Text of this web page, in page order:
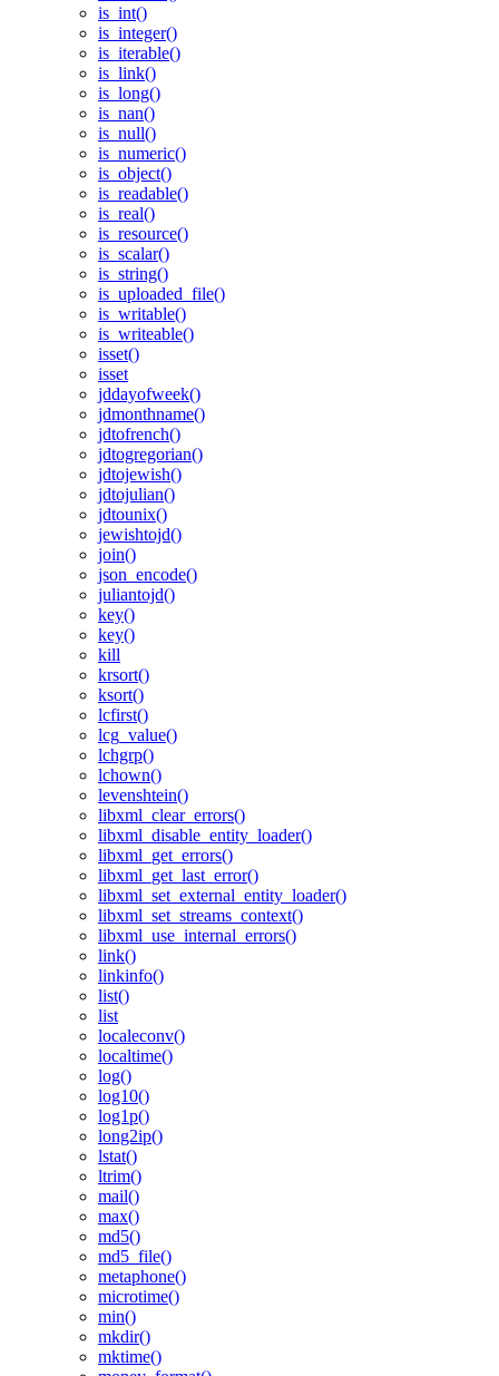
is_int()
is_integer()
is_iterable()
is_link()
is_long()
is_nan()
is_null()
is_numeric()
is_object()
is_readable()
is_real()
is_resource()
is_scalar()
is_string()
is_uploaded_file()
is_writable()
is_writeable()
isset()
isset
jddayofweek()
jdmonthname()
jdtofrench()
jdtogregorian()
jdtojewish()
jdtojulian()
jdtounix()
jewishtojd()
join()
json_encode()
juliantojd()
key()
key()
kill
krsort()
ksort()
lcfirst()
lcg_value()
lchgrp()
lchown()
levenshtein()
libxml_clear_errors()
libxml_disable_entity_loader()
libxml_get_errors()
libxml_get_last_error()
libxml_set_external_entity_loader()
libxml_set_streams_context()
libxml_use_internal_errors()
link()
linkinfo()
list()
list
localeconv()
localtime()
log()
log10()
log1p()
long2ip()
lstat()
ltrim()
mail()
max()
md5()
md5_file()
metaphone()
microtime()
min()
mkdir()
mktime()